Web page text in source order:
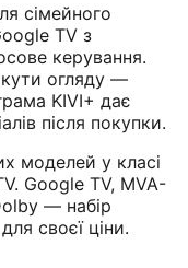
сімейного
TV з
керування.
огляду —
KIVI+ дає
після покупки.
моделей у класі
Google TV, MVA-
— набір
своєї ціни.